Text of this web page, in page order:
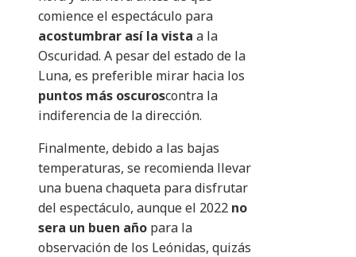
comience el espectáculo para
acostumbrar así la vista a la
Oscuridad. A pesar del estado de la
Luna, es preferible mirar hacia los
puntos más oscuroscontra la
indiferencia de la dirección.
Finalmente, debido a las bajas
temperaturas, se recomienda llevar
una buena chaqueta para disfrutar
del espectáculo, aunque el 2022 no
sera un buen año para la
observación de los Leónidas, quizás